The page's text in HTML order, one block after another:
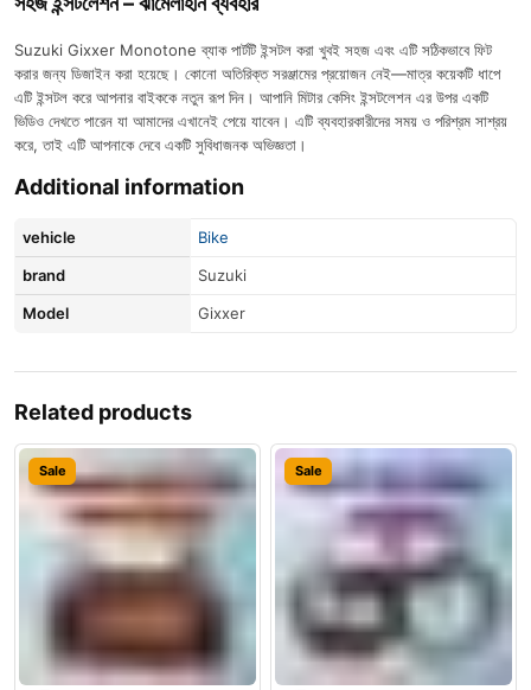
Suzuki Gixxer Monotone ব্যাক পার্টটি ইন্সটল করা খুবই সহজ এবং এটি সঠিকভাবে ফিট
করার জন্য ডিজাইন করা হয়েছে। কোনো অতিরিক্ত সরঞ্জামের প্রয়োজন নেই—মাত্র কয়েকটি ধাপে
এটি ইন্সটল করে আপনার বাইককে নতুন রূপ দিন। আপানি মিটার কেসিং ইন্সটলেশন এর উপর একটি
ভিডিও দেখতে পারেন যা আমাদের এখানেই পেয়ে যাবেন। এটি ব্যবহারকারীদের সময় ও পরিশ্রম সাশ্রয়
করে, তাই এটি আপনাকে দেবে একটি সুবিধাজনক অভিজ্ঞতা।
Additional information
vehicle
Bike
brand
Suzuki
Model
Gixxer
Related products
Sale Sale